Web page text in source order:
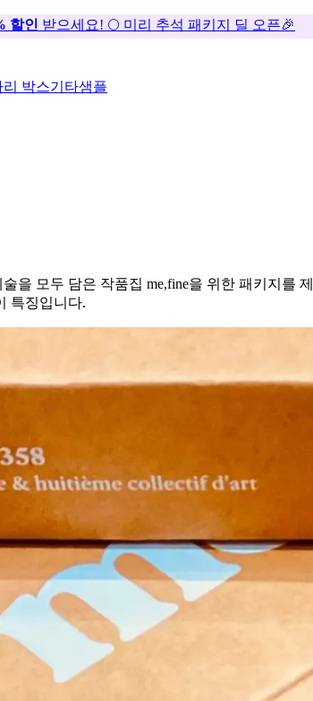
할인 받으세요! 🌕 미리 추석 패키지 딜 오픈🎉
리 박스기타샘플
을 모두 담은 작품집 me,fine을 위한 패키지
특징입니다.